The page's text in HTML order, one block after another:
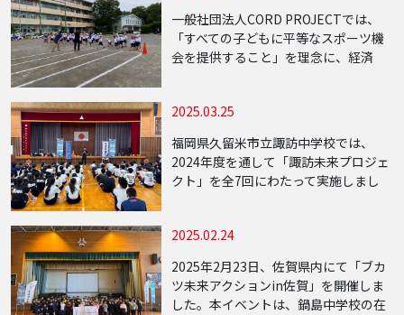
一般社団法人CORD PROJECTでは、
「すべての子どもに平等なスポーツ機
会を提供すること」を理念に、経済
を全国で展開しています。このたび、
2025.03.25
福岡県久留米市立諏訪中学校では、
2024年度を通して「諏訪未来プロジェ
クト」を全7回にわたって実施しまし
もが平等にスポーツ文化教育を楽しめ
る社会の実現」 […]
2025.02.24
2025年2月23日、佐賀県内にて「ブカ
ツ未来アクションin佐賀」を開催しま
した。本イベントは、鍋島中学校の在